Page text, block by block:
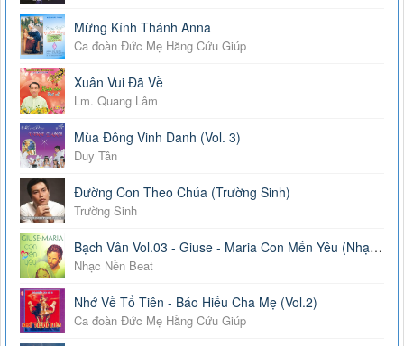
Mừng Kính Thánh Anna
Ca đoàn Đức Mẹ Hằng Cứu Giúp
Xuân Vui Đã Về
Lm. Quang Lâm
Mùa Đông Vinh Danh (Vol. 3)
Duy Tân
Đường Con Theo Chúa (Trường Sinh)
Trường Sinh
Bạch Vân Vol.03 - Giuse - Maria Con Mến Yêu (Nhạc Nền Beat)
Nhạc Nền Beat
Nhớ Về Tổ Tiên - Báo Hiếu Cha Mẹ (Vol.2)
Ca đoàn Đức Mẹ Hằng Cứu Giúp